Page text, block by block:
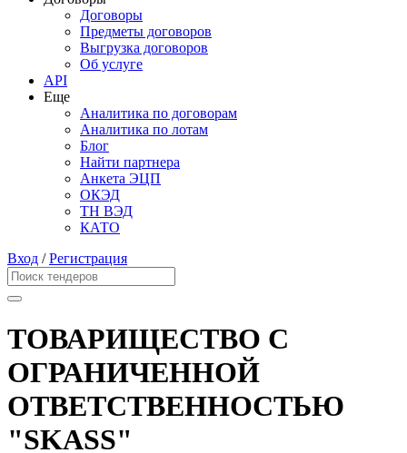
Договоры
Предметы договоров
Выгрузка договоров
Об услуге
API
Еще
Аналитика по договорам
Аналитика по лотам
Блог
Найти партнера
Анкета ЭЦП
ОКЭД
ТН ВЭД
КАТО
Вход /Регистрация
ТОВАРИЩЕСТВО С
ОГРАНИЧЕННОЙ
ОТВЕТСТВЕННОСТЬЮ
"SKASS"